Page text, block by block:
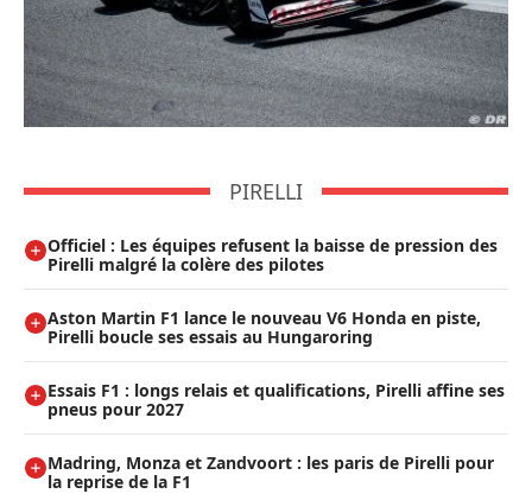
PIRELLI
Officiel : Les équipes refusent la baisse de pression des
Pirelli malgré la colère des pilotes
Aston Martin F1 lance le nouveau V6 Honda en piste,
Pirelli boucle ses essais au Hungaroring
Essais F1 : longs relais et qualifications, Pirelli affine ses
pneus pour 2027
Madring, Monza et Zandvoort : les paris de Pirelli pour
la reprise de la F1